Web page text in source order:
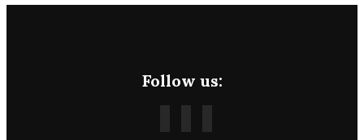
Follow us: